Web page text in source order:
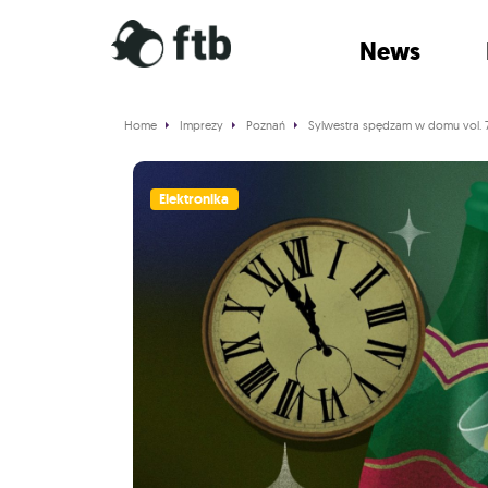
News
Home Imprezy Poznań Sylwestra spędzam w domu vol.
Elektronika